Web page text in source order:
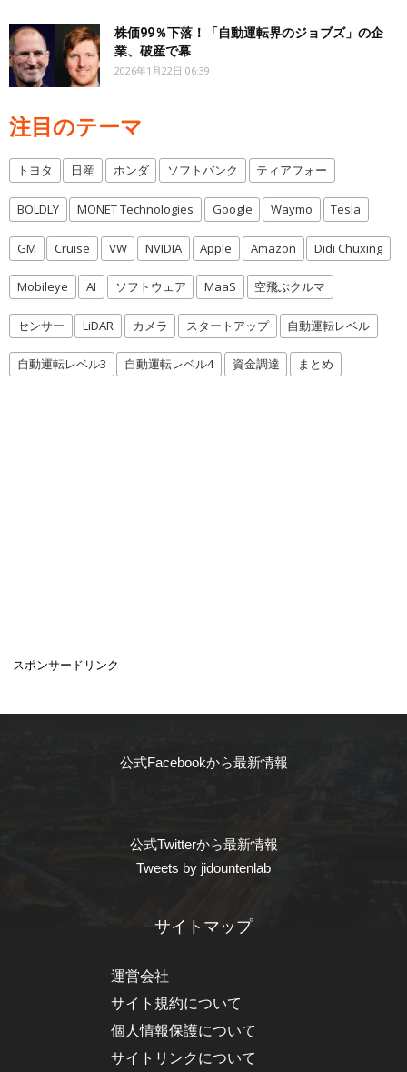
株価99％下落！「自動運転界のジョブズ」の企
業、破産で幕
2026年1月22日 06:39
注目のテーマ
トヨタ 日産 ホンダ ソフトバンク ティアフォー
BOLDLY MONET Technologies Google Waymo Tesla
GM Cruise VW NVIDIA Apple Amazon Didi Chuxing
Mobileye AI ソフトウェア MaaS 空飛ぶクルマ
センサー LiDAR カメラ スタートアップ 自動運転レベル
自動運転レベル3 自動運転レベル4 資金調達 まとめ
スポンサードリンク
公式Facebookから最新情報
公式Twitterから最新情報
Tweets by jidountenlab
サイトマップ
運営会社
サイト規約について
個人情報保護について
サイトリンクについて